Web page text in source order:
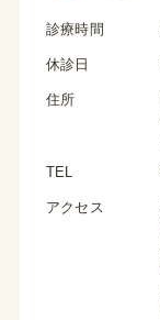
診療時間
休診日
住所
TEL
アクセス